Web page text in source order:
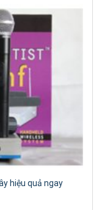
hiệu quả ngay